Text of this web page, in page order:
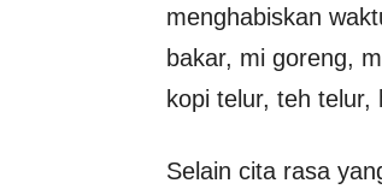
menghabiskan
bakar, mi goreng,
kopi telur, teh telur,
Selain cita rasa